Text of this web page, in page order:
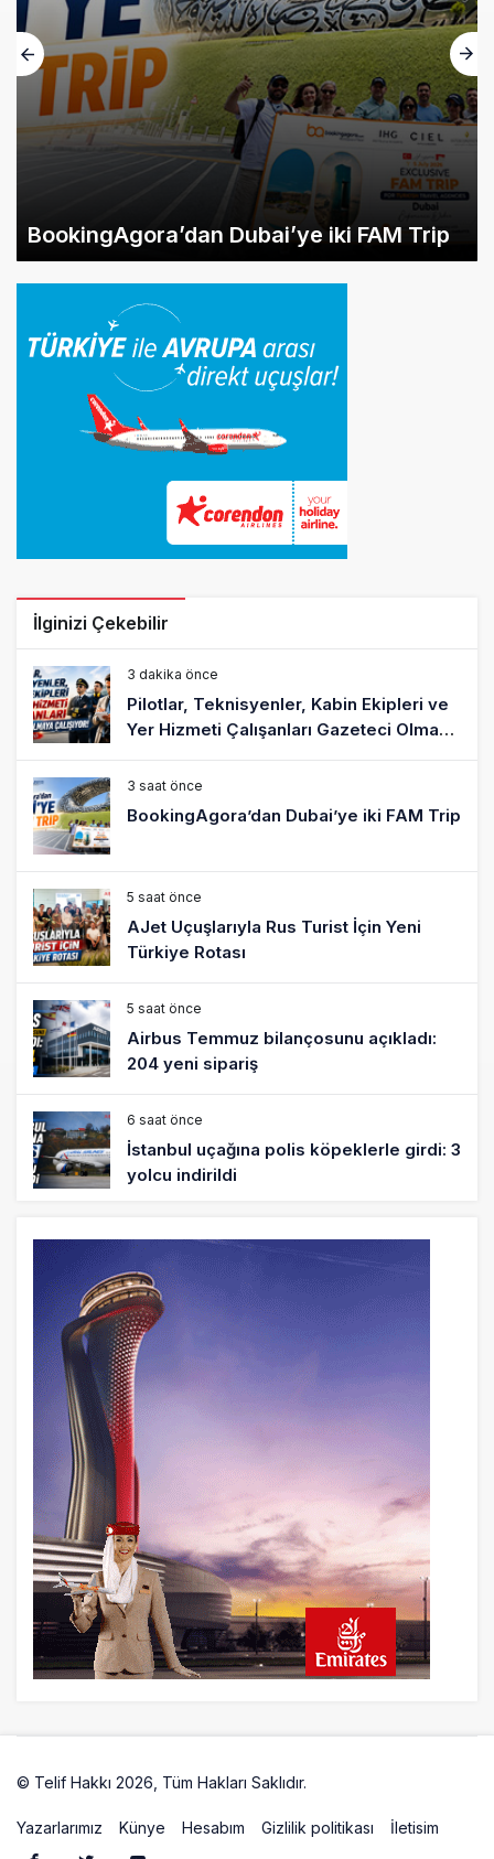
BookingAgora’dan Dubai’ye iki FAM Trip
İlginizi Çekebilir
3 dakika önce
Pilotlar, Teknisyenler, Kabin Ekipleri ve
Yer Hizmeti Çalışanları Gazeteci Olmaya
3 saat önce
BookingAgora’dan Dubai’ye iki FAM Trip
5 saat önce
AJet Uçuşlarıyla Rus Turist İçin Yeni
Türkiye Rotası
5 saat önce
Airbus Temmuz bilançosunu açıkladı:
204 yeni sipariş
6 saat önce
İstanbul uçağına polis köpeklerle girdi: 3
yolcu indirildi
AyJet eğitim uçağı Hezarfen yakınında
kırım geçirdi
22 saat önce
Lufthansa ilk uçağını Starlink internetiyle
donattı
22 saat önce
Norwegian Uçağına Polis Müdahalesi
23 saat önce
British Airways A380 seferlerini yüzde
28 azaltıyor
© Telif Hakkı 2026, Tüm Hakları Saklıdır.
Yazarlarımız Künye Hesabım Gizlilik politikası İletisim